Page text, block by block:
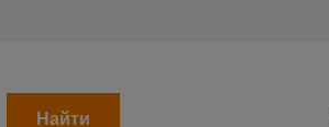
Найти